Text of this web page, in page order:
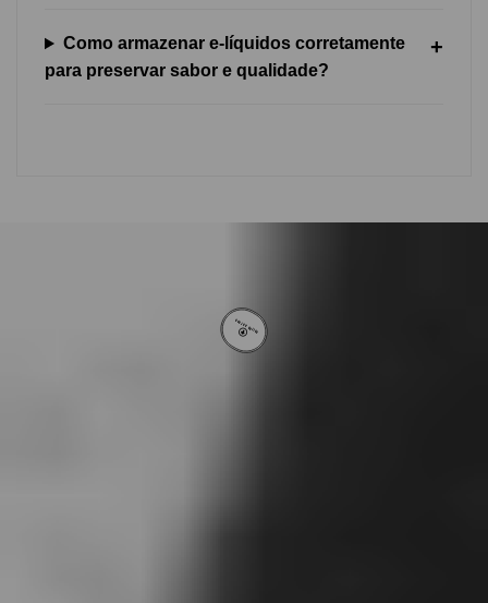
Como armazenar e-líquidos corretamente
para preservar sabor e qualidade?
VOLTAR AO TOPO